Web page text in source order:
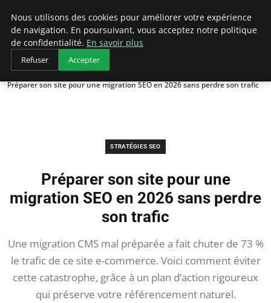
Squantin
Accueil
Stratégies SEO
Préparer son site pour une migration SEO en 2026 sans perdre son trafic
STRATÉGIES SEO
Préparer son site pour une
migration SEO en 2026 sans perdre
son trafic
Une migration CMS mal préparée a fait chuter de 73 %
le trafic de ce site e-commerce. Voici comment éviter
cette catastrophe, grâce à un plan d’action rigoureux
qui préserve votre référencement naturel.
Nous utilisons des cookies pour améliorer votre expérience
de navigation. En poursuivant, vous acceptez notre politique
de confidentialité. En savoir plus
Refuser Accepter